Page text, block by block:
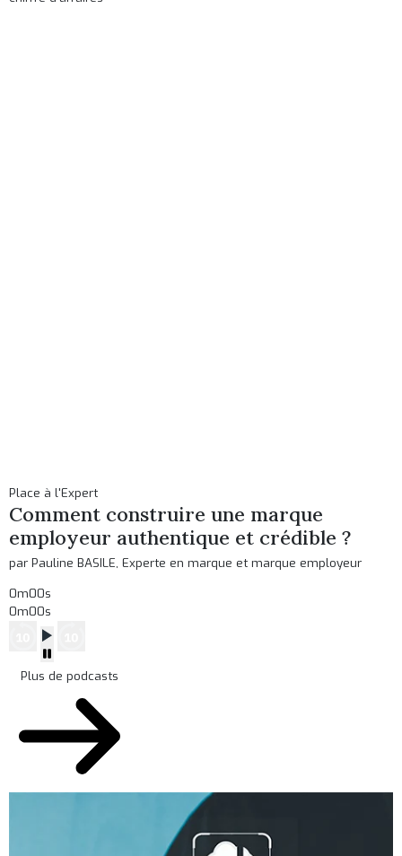
Place à l'Expert
Comment construire une marque
employeur authentique et crédible ?
par Pauline BASILE, Experte en marque et marque employeur
0m00s
0m00s
Plus de podcasts